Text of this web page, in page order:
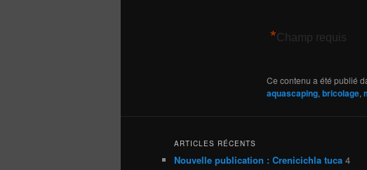
*Champ requis
Ce contenu a été publié
aquascaping, bricolage,
ARTICLES RÉCENTS
Nouvelle publication : Crenicichla tuca 4